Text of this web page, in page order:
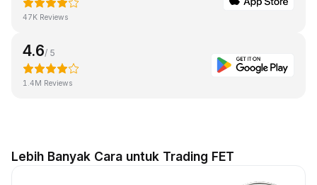
47K Reviews
4.6/ 5
1.4M Reviews
Lebih Banyak Cara untuk Trading FET